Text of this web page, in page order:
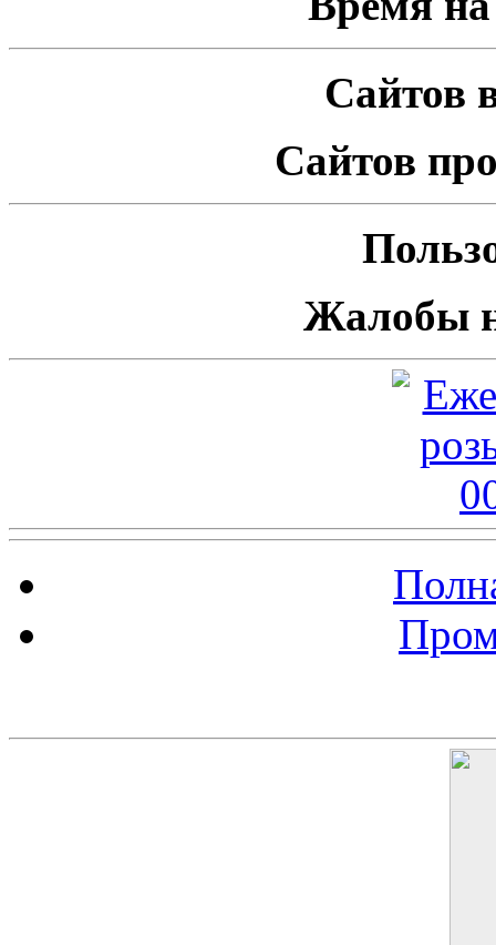
Сайтов
Сайтов
Жалобы